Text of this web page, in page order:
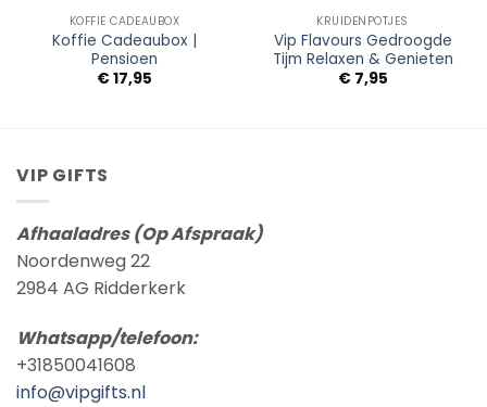
KOFFIE CADEAUBOX
Koffie Cadeaubox |
Pensioen
€17,95
KRUIDENPOTJES
Vip Flavours Gedroogde
Tijm Relaxen & Genieten
€7,95
VIP GIFTS
Afhaaladres (Op Afspraak)
Noordenweg 22
2984 AG Ridderkerk
Whatsapp/telefoon:
+31850041608
info@vipgifts.nl